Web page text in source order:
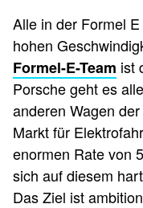
Alle in der Formel
hohen
Formel-E-Team ist
Porsche geht es
anderen Wagen
Markt für
enormen Rate von
sich auf diesem
Das Ziel ist